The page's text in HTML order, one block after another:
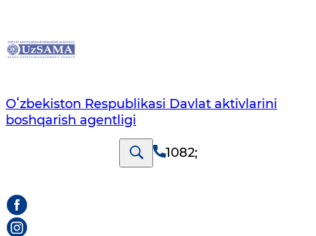
Oʻzbekiston Respublikasi Davlat aktivlarini
boshqarish agentligi
1082;